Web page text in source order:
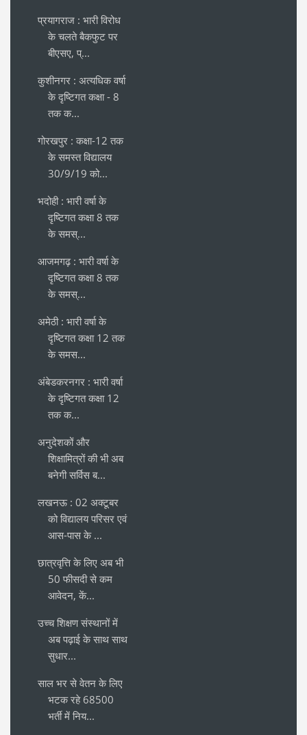
प्रयागराज : भारी विरोध
के चलते बैकफुट पर
बीएसए, प्...
कुशीनगर : अत्यधिक वर्षा
के दृष्टिगत कक्षा - 8
तक क...
गोरखपुर : कक्षा-12 तक
के समस्त विद्यालय
30/9/19 को...
भदोही : भारी वर्षा के
दृष्टिगत कक्षा 8 तक
के समस्...
आजमगढ़ : भारी वर्षा के
दृष्टिगत कक्षा 8 तक
के समस्...
अमेठी : भारी वर्षा के
दृष्टिगत कक्षा 12 तक
के समस...
अंबेडकरनगर : भारी वर्षा
के दृष्टिगत कक्षा 12
तक क...
अनुदेशकों और
शिक्षामित्रों की भी अब
बनेगी सर्विस ब...
लखनऊ : 02 अक्टूबर
को विद्यालय परिसर एवं
आस-पास के ...
छात्रवृत्ति के लिए अब भी
50 फीसदी से कम
आवेदन, कें...
उच्च शिक्षण संस्थानों में
अब पढ़ाई के साथ साथ
सुधार...
साल भर से वेतन के लिए
भटक रहे 68500
भर्ती में निय...